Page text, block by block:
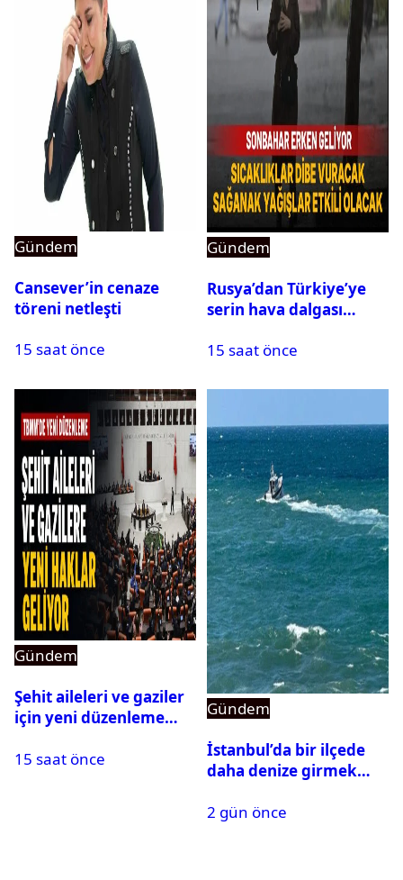
Gündem
Cansever’in cenaze
töreni netleşti
15 saat önce
Gündem
Rusya’dan Türkiye’ye
serin hava dalgası
düşecek
15 saat önce
Gündem
Şehit aileleri ve gaziler
için yeni düzenleme
15 saat önce
Gündem
İstanbul’da bir ilçede
daha denize girmek
2 gün önce